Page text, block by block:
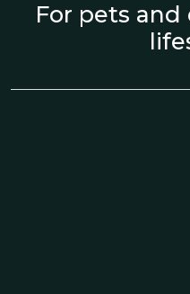
For pets